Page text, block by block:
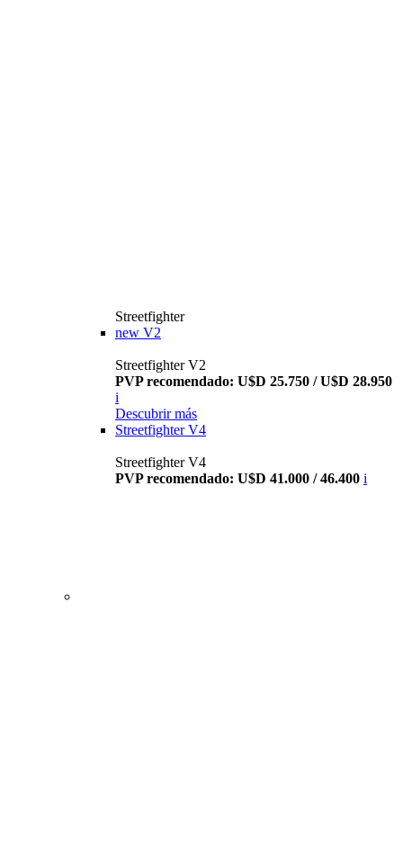
Streetfighter
new V2
Streetfighter V2
PVP recomendado: U$D 25.750 / U$D 28.950
i
Descubrir más
Streetfighter V4
Streetfighter V4
PVP recomendado: U$D 41.000 / 46.400 i